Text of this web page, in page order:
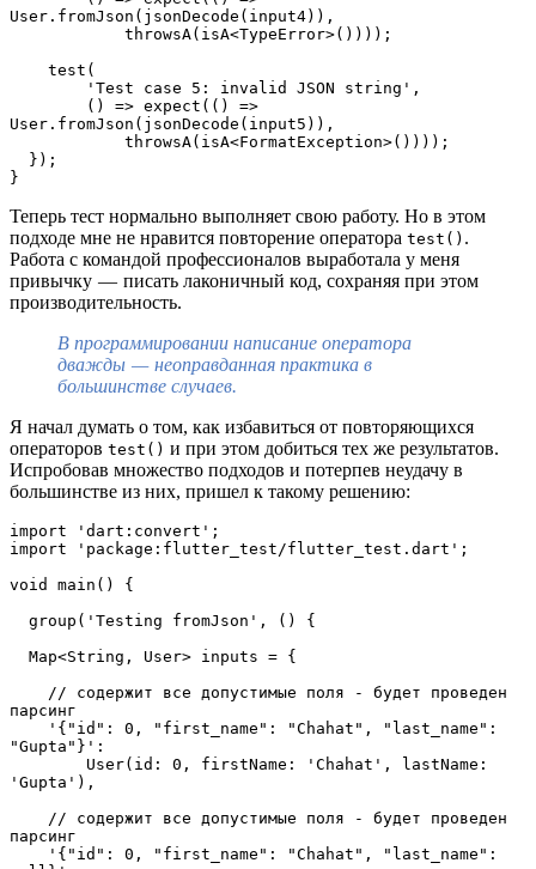
User.fromJson(jsonDecode(input4)),
            throwsA(isA<TypeError>())));
    test(
        'Test case 5: invalid JSON string',
User.fromJson(jsonDecode(input5)),
            throwsA(isA<FormatException>())));
  });
}
Теперь тест нормально выполняет свою работу. Но в этом
подходе мне не нравится повторение оператора test() .
Работа с командой профессионалов выработала у меня
привычку — писать лаконичный код, сохраняя при этом
производительность.
В программировании написание оператора
дважды — неоправданная практика в
большинстве случаев.
Я начал думать о том, как избавиться от повторяющихся
операторов test() и при этом добиться тех же результатов.
Испробовав множество подходов и потерпев неудачу в
большинстве из них, пришел к такому решению:
import 'dart:convert';
import 'package:flutter_test/flutter_test.dart';
void main() {
  group('Testing fromJson', () {
  Map<String, User> inputs = {
парсинг
"Gupta"}':
'Gupta'),
парсинг